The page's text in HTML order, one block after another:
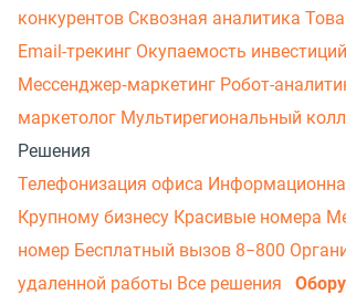
конкурентов Сквозная аналитика
Email-трекинг Окупаемость инвестиций
Мессенджер‑маркетинг Робот-
маркетолог Мультирегиональный
Решения
Телефонизация офиса
Крупному бизнесу Красивые номера
номер Бесплатный вызов 8−800
удаленной работы Все решения